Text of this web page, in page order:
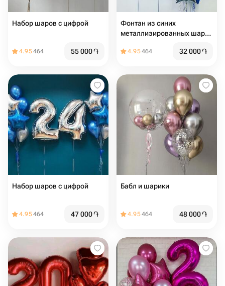
Набор шаров с цифрой
4.95464 55 000֏
Фонтан из синих
металлизированных шаров
4.95464 32 000֏
Набор шаров с цифрой
4.95464 47 000֏
Бабл и шарики
4.95464 48 000֏